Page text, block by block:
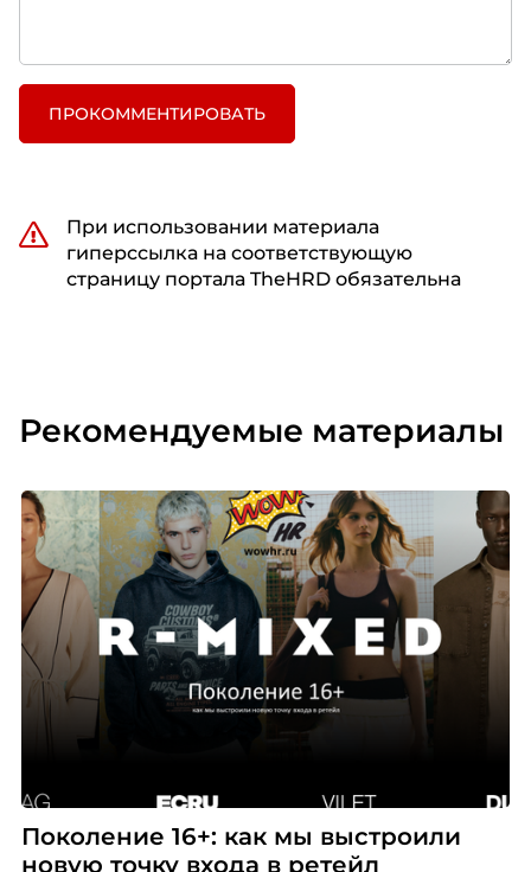
ПРОКОММЕНТИРОВАТЬ
При использовании материала
гиперссылка на соответствующую
страницу портала TheHRD обязательна
Рекомендуемые материалы
Поколение 16+: как мы выстроили
новую точку входа в ретейл